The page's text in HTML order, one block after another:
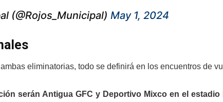
(@Rojos_Municipal) May 1, 2024
eliminatorias, todo se definirá en los encuentros de
serán Antigua GFC y Deportivo Mixco en el